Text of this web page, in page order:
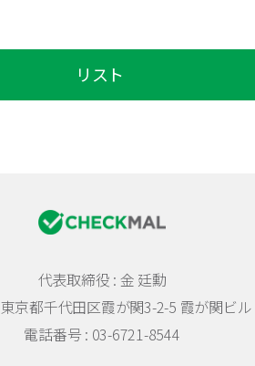
リスト
代表取締役 : 金 廷勳
東京都千代田区霞が関3-2-5 霞が関ビル
電話番号 : 03-6721-8544